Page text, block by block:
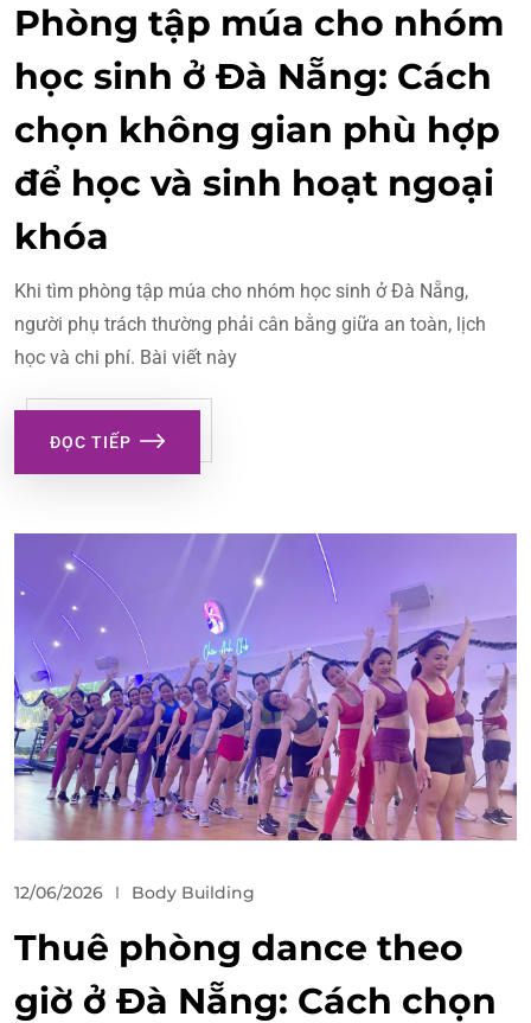
Phòng tập múa cho nhóm
học sinh ở Đà Nẵng: Cách
chọn không gian phù hợp
để học và sinh hoạt ngoại
khóa
Khi tìm phòng tập múa cho nhóm học sinh ở Đà Nẵng,
người phụ trách thường phải cân bằng giữa an toàn, lịch
học và chi phí. Bài viết này
ĐỌC TIẾP
12/06/2026 Body Building
Thuê phòng dance theo
giờ ở Đà Nẵng: Cách chọn